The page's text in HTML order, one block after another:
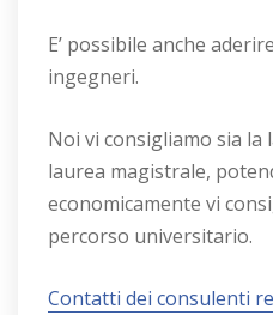
E’ possibile anche
ingegneri.
Noi vi consigliamo sia la
laurea magistrale,
economicamente vi
percorso universitario.
Contatti dei consulenti